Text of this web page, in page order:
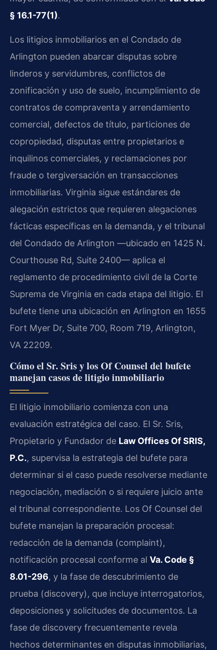
§ 16.1-77(1).
Los litigios inmobiliarios en el Condado de
Arlington pueden abarcar disputas sobre
linderos y servidumbres, conflictos de
zonificación y uso de suelo, incumplimiento de
contratos de compraventa y arrendamiento
comercial, defectos de título, particiones de
copropiedad, disputas entre propietarios e
inquilinos comerciales, y reclamaciones por
fraude o tergiversación en transacciones
inmobiliarias. Virginia sigue estándares de
alegación estrictos que requieren alegaciones
fácticas específicas en la demanda, y el tribunal
del Condado de Arlington —ubicado en 1425 N.
Courthouse Rd, Suite 2400— aplica el
reglamento de procedimiento civil de la Corte
Suprema de Virginia en cada etapa del litigio. El
bufete tiene una ubicación en Arlington en 1655
Fort Myer Dr, Suite 700, Room 719, Arlington,
VA 22209.
Cómo el Sr. Sris y los Of Counsel del bufete
manejan casos de litigio inmobiliario
El litigio inmobiliario comienza con una
evaluación estratégica del caso. El Sr. Sris,
Propietario y Fundador de Law Offices Of SRIS,
P.C., supervisa la estrategia del bufete para
determinar si el caso puede resolverse mediante
negociación, mediación o si requiere juicio ante
el tribunal correspondiente. Los Of Counsel del
bufete manejan la preparación procesal:
redacción de la demanda (complaint),
notificación procesal conforme al Va. Code §
8.01-296, y la fase de descubrimiento de
prueba (discovery), que incluye interrogatorios,
deposiciones y solicitudes de documentos. La
fase de discovery frecuentemente revela
hechos determinantes en disputas inmobiliarias,